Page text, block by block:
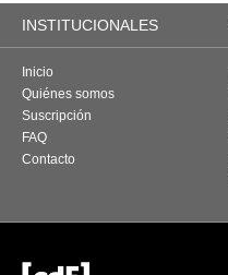
INSTITUCIONALES
Inicio
Quiénes somos
Suscripción
FAQ
Contacto